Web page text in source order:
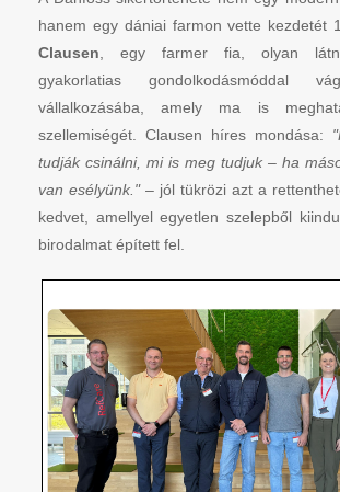
hanem egy dániai farmon vette kezdetét
Clausen , egy farmer fia, olyan
gyakorlatias gondolkodásmóddal
vállalkozásába, amely ma is
szellemiségét. Clausen híres mondása:
tudják csinálni, mi is meg tudjuk – ha
van esélyünk."– jól tükrözi azt a
kedvet, amellyel egyetlen szelepből
birodalmat épített fel.